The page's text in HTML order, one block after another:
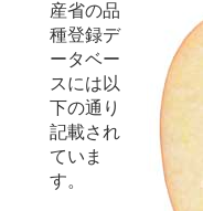
産省の品
種登録デ
ータベー
スには以
下の通り
記載され
ていま
す。